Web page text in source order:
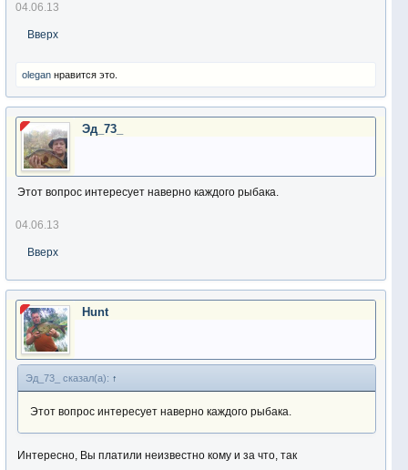
04.06.13
Вверх
olegan нравится это.
Эд_73_
Этот вопрос интересует наверно каждого рыбака.
04.06.13
Вверх
Hunt
Эд_73_ сказал(а): ↑
Этот вопрос интересует наверно каждого рыбака.
Интересно, Вы платили неизвестно кому и за что, так